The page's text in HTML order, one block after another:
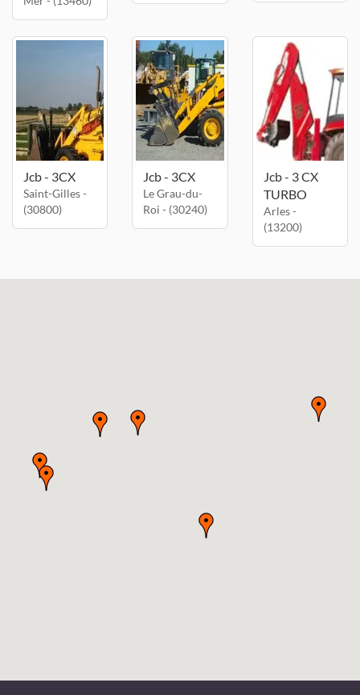
Jcb - 3CX
Saint-Gilles -
(30800)
Jcb - 3CX
Le Grau-du-
Roi - (30240)
Jcb - 3 CX
TURBO
Arles -
(13200)